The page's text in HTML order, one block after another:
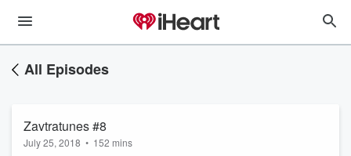
All Episodes
Zavtratunes #8
July 25, 2018 • 152 mins